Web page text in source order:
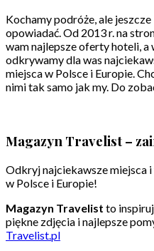
Kochamy podróże, ale
opowiadać. Od 2013 r. na
wam najlepsze oferty hoteli,
odkrywamy dla was
miejsca w Polsce i Europie.
nimi tak samo jak my. Do
Magazyn Travelist –
Odkryj najciekawsze miejsca
w Polsce i Europie!
Magazyn Travelist to
piękne zdjęcia i najlepsze
Travelist.pl